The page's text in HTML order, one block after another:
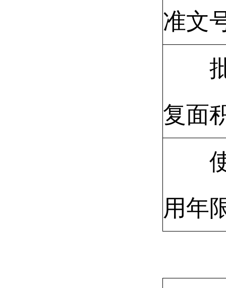
准文
复面
用年